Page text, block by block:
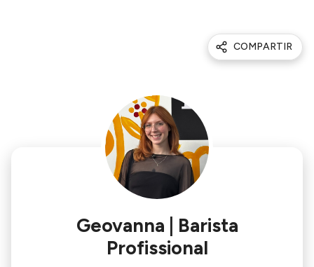
COMPARTIR
Geovanna | Barista
Profissional